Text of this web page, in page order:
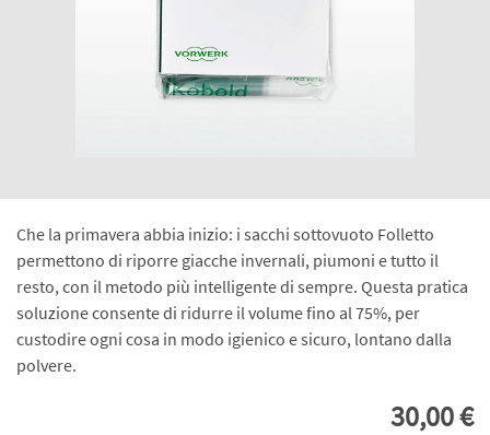
Che la primavera abbia inizio: i sacchi sottovuoto Folletto
permettono di riporre giacche invernali, piumoni e tutto il
resto, con il metodo più intelligente di sempre. Questa pratica
soluzione consente di ridurre il volume fino al 75%, per
custodire ogni cosa in modo igienico e sicuro, lontano dalla
polvere.
30,00 €